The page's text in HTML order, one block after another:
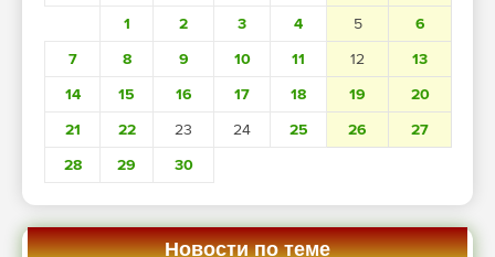
1
2 3 4 5
6
7
8 9 10 11 12
13
14
15 16 17 18 19
20
21
22 23 24 25 26
27
28
29 30
Новости по теме